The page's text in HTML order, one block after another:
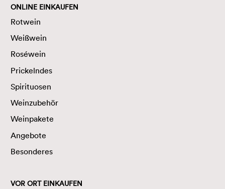
ONLINE EINKAUFEN
Rotwein
Weißwein
Roséwein
Prickelndes
Spirituosen
Weinzubehör
Weinpakete
Angebote
Besonderes
VOR ORT EINKAUFEN